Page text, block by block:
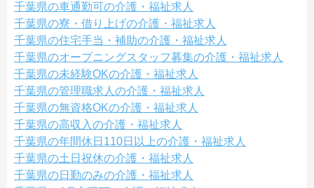
千葉県の車通勤可の介護・福祉求人
千葉県の寮・借り上げの介護・福祉求人
千葉県の住宅手当・補助の介護・福祉求人
千葉県のオープニングスタッフ募集の介護・福祉求人
千葉県の未経験OKの介護・福祉求人
千葉県の管理職求人の介護・福祉求人
千葉県の無資格OKの介護・福祉求人
千葉県の高収入の介護・福祉求人
千葉県の年間休日110日以上の介護・福祉求人
千葉県の土日祝休の介護・福祉求人
千葉県の日勤のみの介護・福祉求人